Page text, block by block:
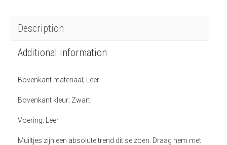
Description
Additional information
Bovenkant materiaal; Leer
Bovenkant kleur; Zwart
Voering; Leer
Muiltjes zijn een absolute trend dit seizoen. Draag hem met